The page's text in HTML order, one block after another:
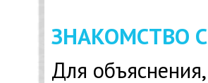
ЗНАКОМСТВО
Для объяснения,